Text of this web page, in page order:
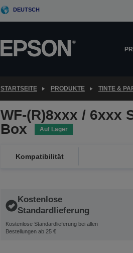
DEUTSCH
STARTSEITE PRODUKTE TINTE &
WF-(R)8xxx / 6xxx
Box
Auf Lager
Kompatibilität
Kostenlose
Standardlieferung
Kostenlose Standardlieferung bei allen
Bestellungen ab 25 €